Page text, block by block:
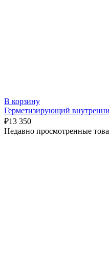
В корзину
Герметизирующий
₽13 350
Недавно просмотренные